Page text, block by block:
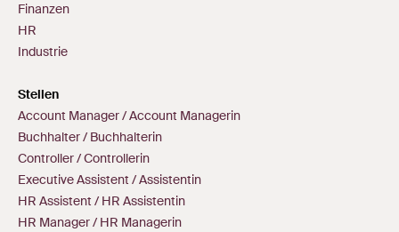
Finanzen
HR
Industrie
Stellen
Account Manager / Account Managerin
Buchhalter / Buchhalterin
Controller / Controllerin
Executive Assistent / Assistentin
HR Assistent / HR Assistentin
HR Manager / HR Managerin